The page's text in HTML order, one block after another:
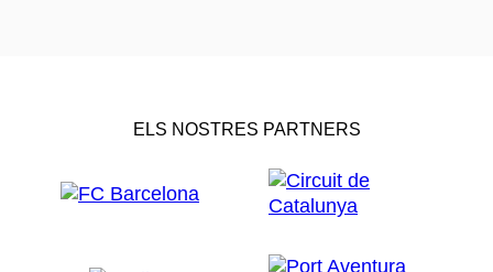
ELS NOSTRES PARTNERS